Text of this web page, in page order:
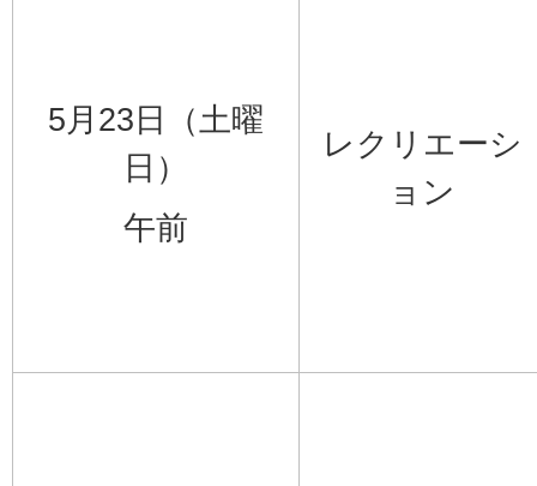
5月23日（土曜
日）
午前
レクリエーシ
ョン